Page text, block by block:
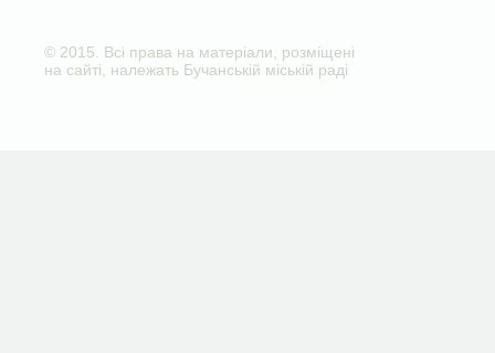
© 2015. Всі права на матеріали, розміщені
на сайті, належать Бучанській міській раді